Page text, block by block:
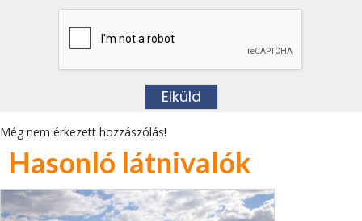
Még nem érkezett hozzászólás!
Hasonló látnivalók